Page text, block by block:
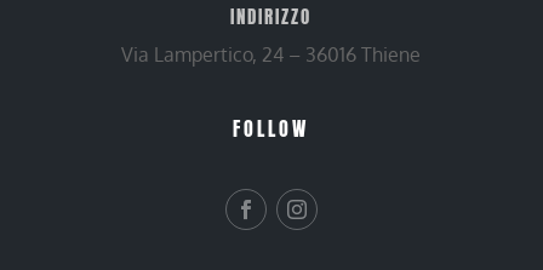
INDIRIZZO
Via Lampertico, 24 – 36016 Thiene
FOLLOW